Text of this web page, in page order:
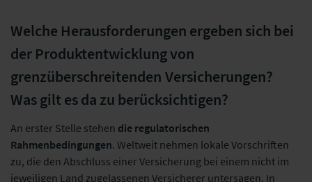
Welche Herausforderungen ergeben sich bei
der Produktentwicklung von
grenzüberschreitenden Versicherungen?
Was gilt es da zu berücksichtigen?
An erster Stelle stehen die regulatorischen
Rahmenbedingungen. Weltweit nehmen lokale Vorschriften
zu, die den Abschluss einer Versicherung bei einem nicht im
jeweiligen Land zugelassenen Versicherer untersagen. In